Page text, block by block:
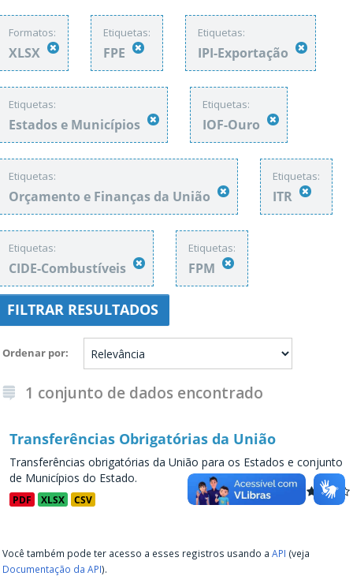
Formatos:
XLSX
Etiquetas:
FPE
Etiquetas:
IPI-Exportação
Etiquetas:
Estados e Municípios
Etiquetas:
IOF-Ouro
Etiquetas:
Orçamento e Finanças da União
Etiquetas:
ITR
Etiquetas:
CIDE-Combustíveis
Etiquetas:
FPM
FILTRAR RESULTADOS
Ordenar por
1 conjunto de dados encontrado
Transferências Obrigatórias da União
Transferências obrigatórias da União para os Estados e conjunto
de Municípios do Estado.
PDF XLSX CSV
Você também pode ter acesso a esses registros usando a API (veja
Documentação da API).